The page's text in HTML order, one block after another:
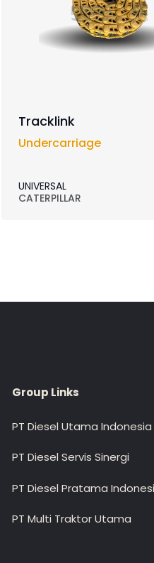
Tracklink
Undercarriage
UNIVERSAL
CATERPILLAR
Group Links
PT Diesel Utama Indonesia
PT Diesel Servis Sinergi
PT Diesel Pratama
PT Multi Traktor Utama